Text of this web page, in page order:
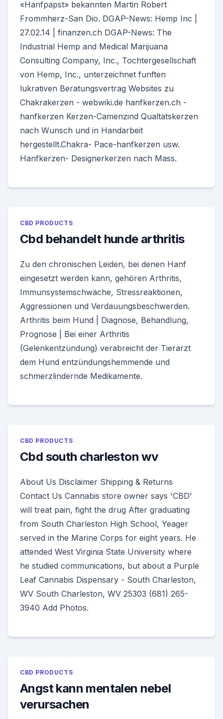
«Hanfpapst» bekannten Martin Robert
Frommherz-San Dio. DGAP-News: Hemp Inc |
27.02.14 | finanzen.ch DGAP-News: The
Industrial Hemp and Medical Marijuana
Consulting Company, Inc., Tochtergesellschaft
von Hemp, Inc., unterzeichnet funften
lukrativen Beratungsvertrag Websites zu
Chakrakerzen - webwiki.de hanfkerzen.ch -
hanfkerzen Kerzen-Camenzind Qualtätskerzen
nach Wunsch und in Handarbeit
hergestellt.Chakra- Pace-hanfkerzen usw.
Hanfkerzen- Designerkerzen nach Mass.
CBD PRODUCTS
Cbd behandelt hunde arthritis
Zu den chronischen Leiden, bei denen Hanf
eingesetzt werden kann, gehören Arthritis,
Immunsystemschwäche, Stressreaktionen,
Aggressionen und Verdauungsbeschwerden.
Arthritis beim Hund | Diagnose, Behandlung,
Prognose | Bei einer Arthritis
(Gelenkentzündung) verabreicht der Tierarzt
dem Hund entzündungshemmende und
schmerzlindernde Medikamente.
CBD PRODUCTS
Cbd south charleston wv
About Us Disclaimer Shipping & Returns
Contact Us Cannabis store owner says 'CBD'
will treat pain, fight the drug After graduating
from South Charleston High School, Yeager
served in the Marine Corps for eight years. He
attended West Virginia State University where
he studied communications, but about a Purple
Leaf Cannabis Dispensary - South Charleston,
WV South Charleston, WV 25303 (681) 265-
3940 Add Photos.
CBD PRODUCTS
Angst kann mentalen nebel
verursachen